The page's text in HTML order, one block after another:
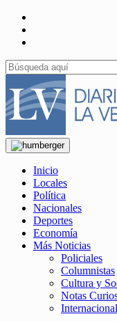
Inicio
Locales
Política
Nacionales
Deportes
Economía
Más Noticias
Policiales
Columnistas
Cultura y
Notas